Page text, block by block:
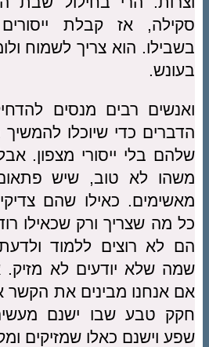
סקילה, אז קבלת
בשבילו. הוא צריך לשמוח
בעונש.
ואנשים רבים מנסים
הדברים כדי שיוכלו
שלהם בלי ייסורי מצפון.
משהו לא טוב, שיש
מאשימים. כאילו שהם
כל מה שצריך ורק שכאילו
הם לא רוצים ללמוד
שמה שלא יודעים לא
אם אנחנו מבינים את הקשר
חקק טבע שבו ישנם
שפע וישנם כאלו שמזיקים